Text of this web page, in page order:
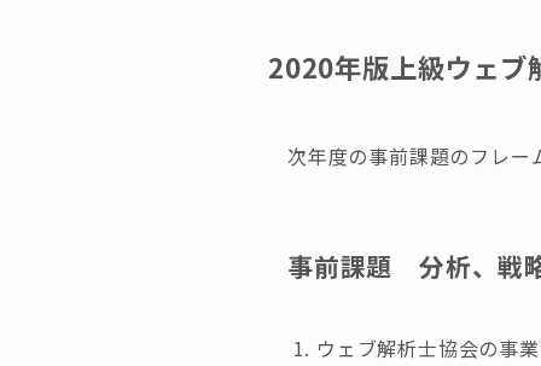
2020年版上級ウェブ
次年度の事前課題のフレー
事前課題 分析、戦
ウェブ解析士協会の事